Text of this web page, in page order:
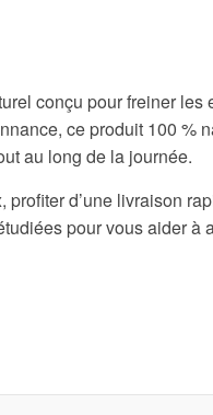
conçu pour freiner les
ce produit 100 %
au long de la journée.
d’une livraison
pour vous aider à